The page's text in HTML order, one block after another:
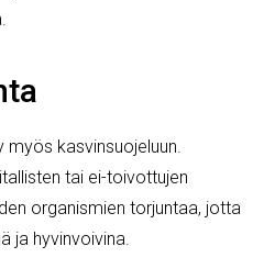
kasvinsuojeluun.
tai ei-toivottujen
organismien torjuntaa, jotta
ja hyvinvoivina.